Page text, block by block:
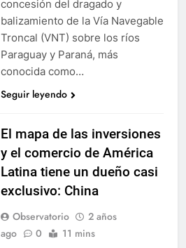
concesión del dragado y
balizamiento de la Vía Navegable
Troncal (VNT) sobre los ríos
Paraguay y Paraná, más
conocida como…
Seguir leyendo
El mapa de las inversiones
y el comercio de América
Latina tiene un dueño casi
exclusivo: China
Observatorio
2 años
ago
0 11 mins